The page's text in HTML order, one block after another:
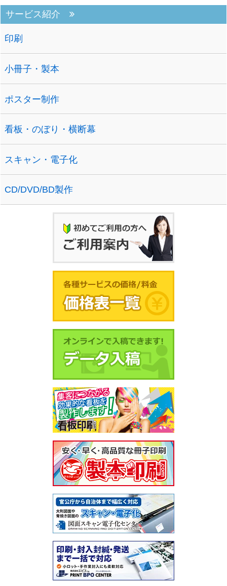
サービス紹介
印刷
小冊子・製本
ポスター制作
看板・のぼり・横断幕
スキャン・電子化
CD/DVD/BD製作